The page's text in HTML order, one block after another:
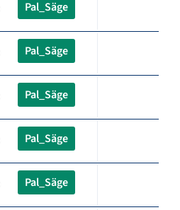
Pal_Säge
Pal_Säge
Pal_Säge
Pal_Säge
Pal_Säge